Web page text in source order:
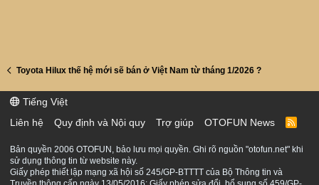
Toyota Hilux thế hệ mới sẽ bán ở Việt Nam từ tháng 1/2026 ?
Tiếng Việt
Liên hệ
Quy định và Nội quy Trợ giúp OTOFUN News
R
S
Bản quyền 2006 OTOFUN, bảo lưu mọi quyền. Ghi rõ nguồn "otofun.net" khi
sử dụng thông tin từ website này.
Giấy phép thiết lập mạng xã hội số 245/GP-BTTTT của Bộ Thông tin và